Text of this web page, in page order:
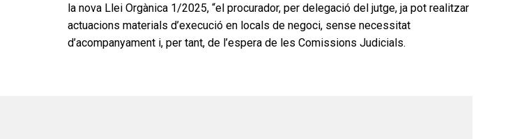
la nova Llei Orgànica 1/2025, “el procurador, per delegació del jutge, ja pot realitzar
actuacions materials d’execució en locals de negoci, sense necessitat
d’acompanyament i, per tant, de l’espera de les Comissions Judicials.